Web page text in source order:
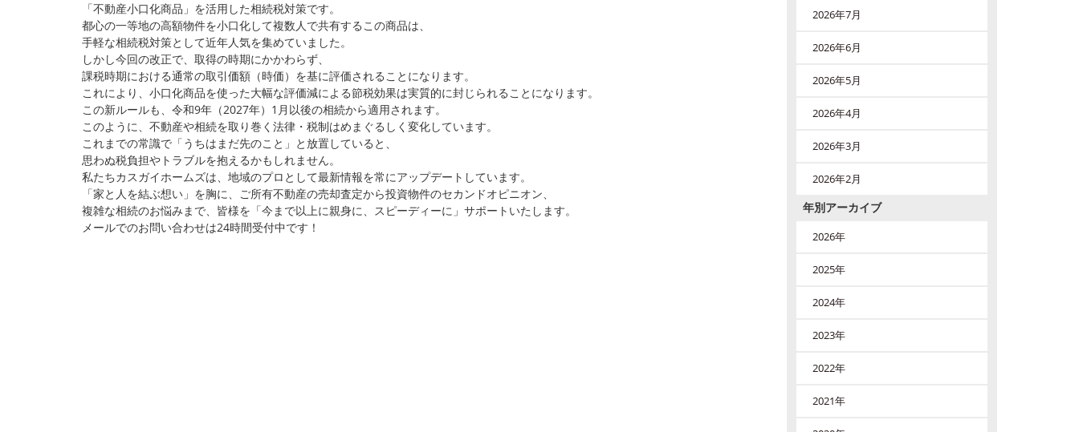
「不動産小口化商品」を活用した相続税対策です。
都心の一等地の高額物件を小口化して複数人で共有するこの商品は、
手軽な相続税対策として近年人気を集めていました。
しかし今回の改正で、取得の時期にかかわらず、
課税時期における通常の取引価額（時価）を基に評価されることになります。
これにより、小口化商品を使った大幅な評価減による節税効果は実質的に封じられることになります。
この新ルールも、令和9年（2027年）1月以後の相続から適用されます。
このように、不動産や相続を取り巻く法律・税制はめまぐるしく変化しています。
これまでの常識で「うちはまだ先のこと」と放置していると、
思わぬ税負担やトラブルを抱えるかもしれません。
私たちカスガイホームズは、地域のプロとして最新情報を常にアップデートしています。
「家と人を結ぶ想い」を胸に、ご所有不動産の売却査定から投資物件のセカンドオピニオン、
複雑な相続のお悩みまで、皆様を「今まで以上に親身に、スピーディーに」サポートいたします。
メールでのお問い合わせは24時間受付中です！
2026年7月
2026年6月
2026年5月
2026年4月
2026年3月
2026年2月
年別アーカイブ
2026年
2025年
2024年
2023年
2022年
2021年